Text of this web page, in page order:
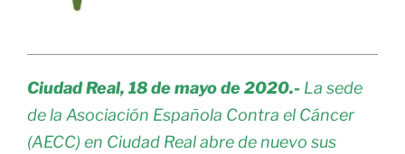
Calatrava»
Ciudad Real, 18 de mayo de 2020.- La sede
de la Asociación Española Contra el Cáncer
(AECC) en Ciudad Real abre de nuevo sus